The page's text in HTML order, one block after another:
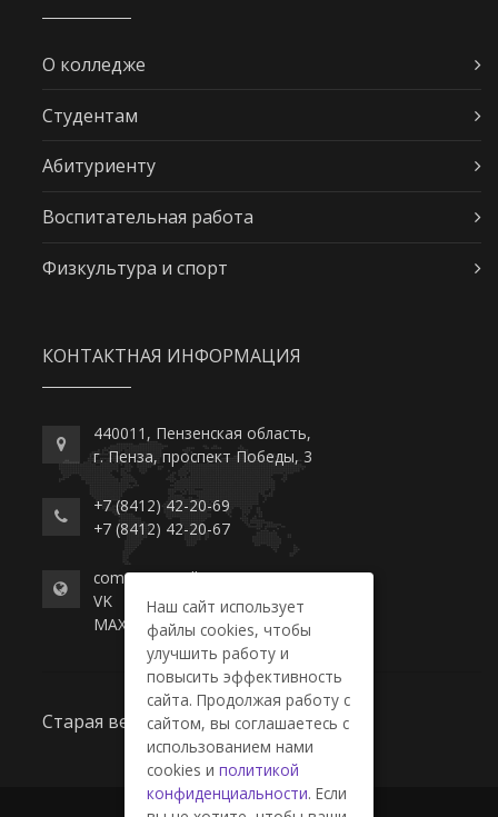
О колледже
Студентам
Абитуриенту
Воспитательная работа
Физкультура и спорт
КОНТАКТНАЯ ИНФОРМАЦИЯ
440011, Пензенская область,
г. Пенза, проспект Победы, 3
+7 (8412) 42-20-69
+7 (8412) 42-20-67
commerce-college.ru
VK
MAX
Старая версия сайта
Наш сайт использует
файлы cookies, чтобы
улучшить работу и
повысить эффективность
сайта. Продолжая работу с
сайтом, вы соглашаетесь с
использованием нами
cookies и политикой
конфиденциальности. Если